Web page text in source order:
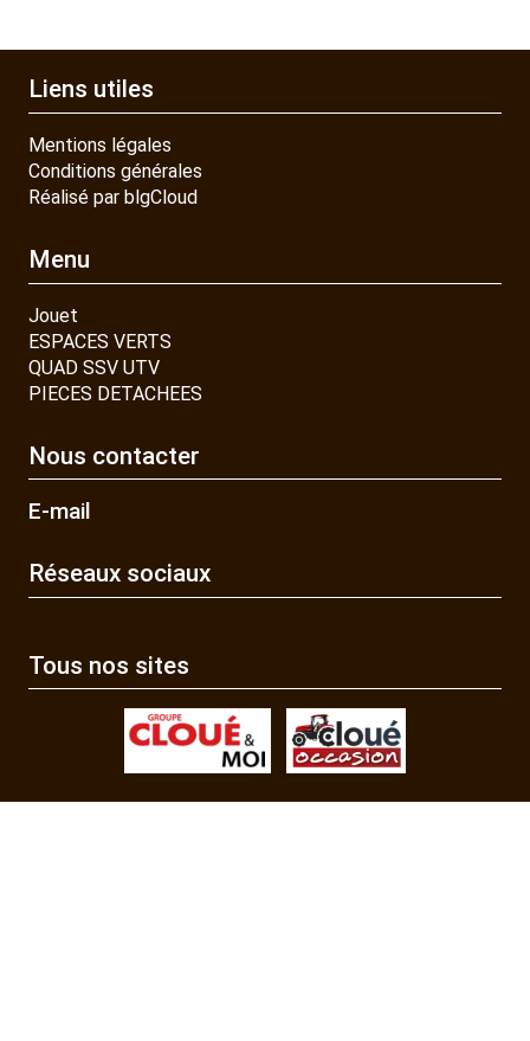
Liens utiles
Mentions légales
Conditions générales
Réalisé par blgCloud
Menu
Jouet
ESPACES VERTS
QUAD SSV UTV
PIECES DETACHEES
Nous contacter
E-mail
Réseaux sociaux
Tous nos sites